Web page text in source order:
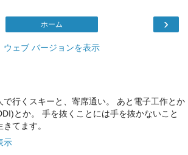
›
ホーム
ウェブ バージョンを表示
で行くスキーと、寄席通い。 あと電子工作とか
とか。 手を抜くことには手を抜かないこと
てます。
示